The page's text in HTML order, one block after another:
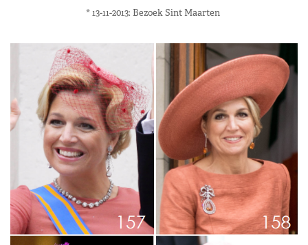
* 13-11-2013: Bezoek Sint Maarten